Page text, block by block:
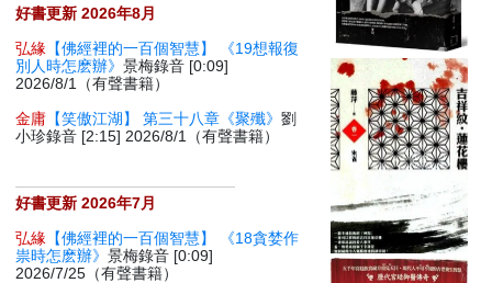
好書更新 2026年8月
弘緣 【佛經裡的一百個智慧】 《19想報復
別人時怎麽辦》景梅錄音 [0:09]
2026/8/1（有聲書籍）
金庸 【笑傲江湖】 第三十八章《聚殲》劉
小珍錄音 [2:15] 2026/8/1（有聲書籍）
好書更新 2026年7月
弘緣 【佛經裡的一百個智慧】 《18貪婪作
祟時怎麽辦》景梅錄音 [0:09]
2026/7/25（有聲書籍）